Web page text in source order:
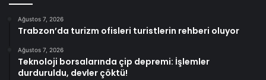
Ağustos 7, 2026
Trabzon’da turizm ofisleri turistlerin rehberi oluyor
Ağustos 7, 2026
Teknoloji borsalarında çip depremi: İşlemler
durduruldu, devler çöktü!